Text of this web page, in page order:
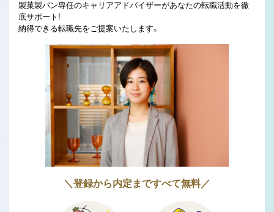
製菓製パン専任のキャリアアドバイザーがあなたの転職活動を徹
底サポート!
納得できる転職先をご提案いたします。
＼登録から内定まですべて無料／